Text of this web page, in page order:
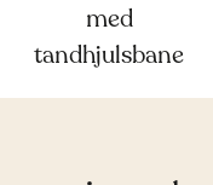
med
tandhjulsbane